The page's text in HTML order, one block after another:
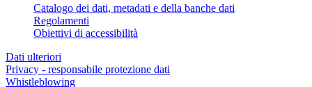
Catalogo dei dati, metadati e della banche dati
Regolamenti
Obiettivi di accessibilità
Dati ulteriori
Privacy - responsabile protezione dati
Whistleblowing